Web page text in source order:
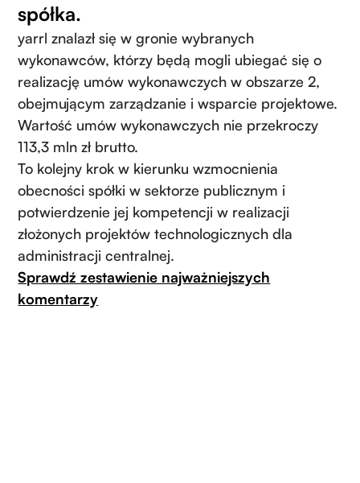
spółka.
yarrl znalazł się w gronie wybranych
wykonawców, którzy będą mogli ubiegać się o
realizację umów wykonawczych w obszarze 2,
obejmującym zarządzanie i wsparcie projektowe.
Wartość umów wykonawczych nie przekroczy
113,3 mln zł brutto.
To kolejny krok w kierunku wzmocnienia
obecności spółki w sektorze publicznym i
potwierdzenie jej kompetencji w realizacji
złożonych projektów technologicznych dla
administracji centralnej.
Sprawdź zestawienie najważniejszych
komentarzy